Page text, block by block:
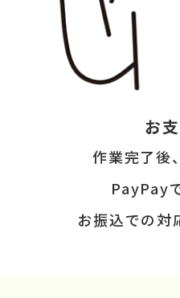
お
作業完了後
PayPay
お振込での対